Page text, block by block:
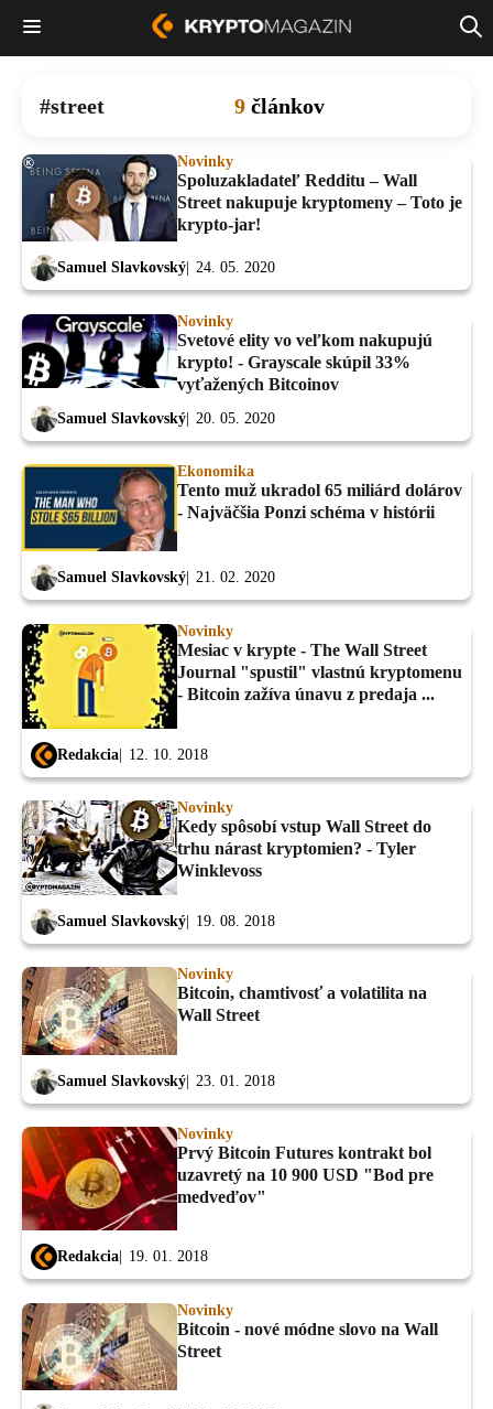
street 9 článkov
Novinky
Spoluzakladateľ Redditu – Wall
Street nakupuje kryptomeny – Toto je
krypto-jar!
Samuel Slavkovský 24. 05. 2020
Novinky
Svetové elity vo veľkom nakupujú
krypto! - Grayscale skúpil 33%
vyťažených Bitcoinov
Samuel Slavkovský 20. 05. 2020
Ekonomika
Tento muž ukradol 65 miliárd dolárov
- Najväčšia Ponzi schéma v histórii
Samuel Slavkovský 21. 02. 2020
Novinky
Mesiac v krypte - The Wall Street
Journal "spustil" vlastnú kryptomenu
- Bitcoin zažíva únavu z predaja ...
Redakcia 12. 10. 2018
Novinky
Kedy spôsobí vstup Wall Street do
trhu nárast kryptomien? - Tyler
Winklevoss
Samuel Slavkovský 19. 08. 2018
Novinky
Bitcoin, chamtivosť a volatilita na
Wall Street
Samuel Slavkovský 23. 01. 2018
Novinky
Prvý Bitcoin Futures kontrakt bol
uzavretý na 10 900 USD "Bod pre
medveďov"
Redakcia 19. 01. 2018
Novinky
Bitcoin - nové módne slovo na Wall
Street